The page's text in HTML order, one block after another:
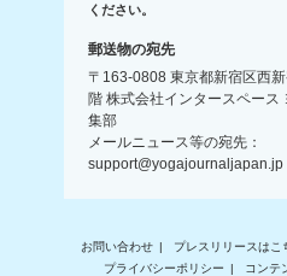
ください。
郵送物の宛先
〒163-0808 東京都新宿区西
階 株式会社インタースペース
集部
メールニュース等の宛先：
support@yogajournaljapan.jp
お問い合わせ プレスリリースはこ
プライバシーポリシー
コンテ